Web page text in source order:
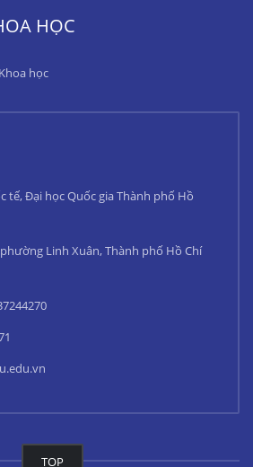
HỌC
học
tế, Đại học Quốc gia Thành phố Hồ
Linh Xuân, Thành phố Hồ Chí
TOP